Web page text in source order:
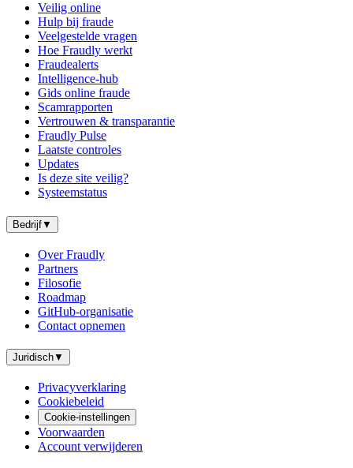
Veilig online
Hulp bij fraude
Veelgestelde vragen
Hoe Fraudly werkt
Fraudealerts
Intelligence-hub
Gids online fraude
Scamrapporten
Vertrouwen & transparantie
Fraudly Pulse
Laatste controles
Updates
Is deze site veilig?
Systeemstatus
Bedrijf▼
Over Fraudly
Partners
Filosofie
Roadmap
GitHub-organisatie
Contact opnemen
Juridisch▼
Privacyverklaring
Cookiebeleid
Cookie-instellingen
Voorwaarden
Account verwijderen